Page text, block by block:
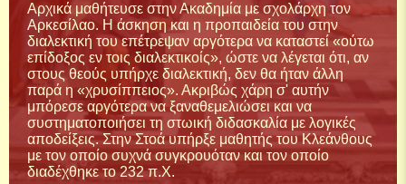
Αρχικά μαθήτευσε στην Ακαδημία με σχολάρχη τον
Αρκεσίλαο. Η άσκηση και η προπαιδεία του στην
διαλεκτική του επέτρεψαν αργότερα να καταστεί «ούτω
επίδοξος εν τοις διαλεκτικοίς», ώστε να λέγεται ότι, αν
στους θεούς υπήρχε διαλεκτική, δεν θα ήταν άλλη
παρά η «χρυσίππειος». Ακριβώς χάρη σ' αυτήν
μπόρεσε αργότερα να ξαναθεμελιώσει και να
συστηματοποιήσει τη στωική διδασκαλία με λογικές
αποδείξεις. Στην Στοά υπήρξε μαθητής του Κλεάνθους
με τον οποίο συχνά συγκρουόταν και τον οποίο
διαδέχθηκε το 232 π.Χ.